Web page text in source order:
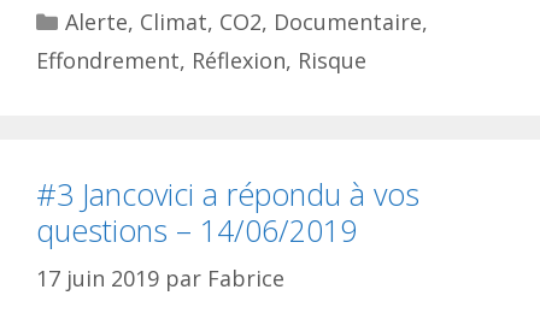
Catégories
Alerte, Climat, CO2, Documentaire,
Effondrement, Réflexion, Risque
#3 Jancovici a répondu à vos
questions – 14/06/2019
17 juin 2019 par Fabrice